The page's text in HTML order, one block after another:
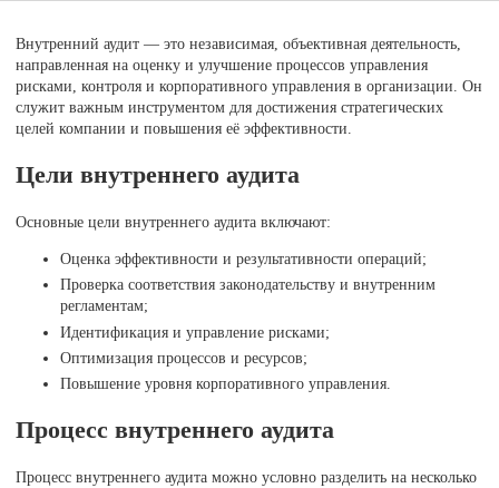
Внутренний аудит — это независимая, объективная деятельность,
направленная на оценку и улучшение процессов управления
рисками, контроля и корпоративного управления в организации. Он
служит важным инструментом для достижения стратегических
целей компании и повышения её эффективности.
Цели внутреннего аудита
Основные цели внутреннего аудита включают:
Оценка эффективности и результативности операций;
Проверка соответствия законодательству и внутренним
регламентам;
Идентификация и управление рисками;
Оптимизация процессов и ресурсов;
Повышение уровня корпоративного управления.
Процесс внутреннего аудита
Процесс внутреннего аудита можно условно разделить на несколько